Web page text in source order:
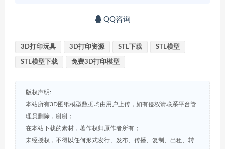
QQ咨询
3D打印玩具 3D打印资源 STL下载 STL模型
STL模型下载 免费3D打印模型
版权声明:
本站所有3D图纸模型数据均由用户上传，如有侵权请联系平台管
理员删除，谢谢；
在本站下载的素材，著作权归原作者所有；
未经授权，不得以任何形式发行、发布、传播、复制、出租、转